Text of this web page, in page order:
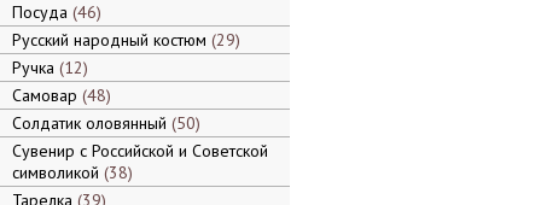
Посуда 46
Русский народный костюм 29
Ручка 12
Самовар 48
Солдатик оловянный 50
Сувенир с Российской и Советской
символикой 38
Тарелка 39